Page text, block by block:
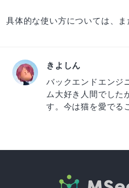
具体的な使い方については、ま
きよしん
バックエンドエンジ
ム大好き人間でした
す。今は猫を愛でる